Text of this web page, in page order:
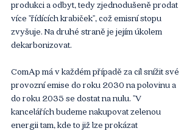
produkci a odbyt, tedy zjednodušeně prodat
více "řídících krabiček", což emisní stopu
zvyšuje. Na druhé straně je jejím úkolem
dekarbonizovat.
ComAp má v každém případě za cíl snížit své
provozní emise do roku 2030 na polovinu a
do roku 2035 se dostat na nulu. "V
kancelářích budeme nakupovat zelenou
energii tam, kde to již lze prokázat